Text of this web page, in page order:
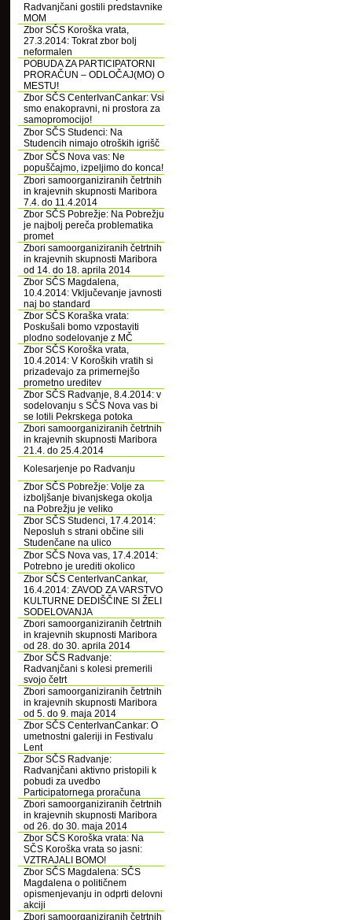
Radvanjčani gostili predstavnike
MOM
Zbor SČS Koroška vrata,
27.3.2014: Tokrat zbor bolj
neformalen
POBUDA ZA PARTICIPATORNI
PRORAČUN – ODLOČAJ(MO) O
MESTU!
Zbor SČS CenterIvanCankar: Vsi
smo enakopravni, ni prostora za
samopromocijo!
Zbor SČS Studenci: Na
Studencih nimajo otroških igrišč
Zbor SČS Nova vas: Ne
popuščajmo, izpeljimo do konca!
Zbori samoorganiziranih četrtnih
in krajevnih skupnosti Maribora
7.4. do 11.4.2014
Zbor SČS Pobrežje: Na Pobrežju
je najbolj pereča problematika
promet
Zbori samoorganiziranih četrtnih
in krajevnih skupnosti Maribora
od 14. do 18. aprila 2014
Zbor SČS Magdalena,
10.4.2014: Vključevanje javnosti
naj bo standard
Zbor SČS Koraška vrata:
Poskušali bomo vzpostaviti
plodno sodelovanje z MČ
Zbor SČS Koroška vrata,
10.4.2014: V Koroških vratih si
prizadevajo za primernejšo
prometno ureditev
Zbor SČS Radvanje, 8.4.2014: v
sodelovanju s SČS Nova vas bi
se lotili Pekrskega potoka
Zbori samoorganiziranih četrtnih
in krajevnih skupnosti Maribora
21.4. do 25.4.2014
Kolesarjenje po Radvanju
Zbor SČS Pobrežje: Volje za
izboljšanje bivanjskega okolja
na Pobrežju je veliko
Zbor SČS Studenci, 17.4.2014:
Neposluh s strani občine sili
Studenčane na ulico
Zbor SČS Nova vas, 17.4.2014:
Potrebno je urediti okolico
Zbor SČS CenterIvanCankar,
16.4.2014: ZAVOD ZA VARSTVO
KULTURNE DEDIŠČINE SI ŽELI
SODELOVANJA
Zbori samoorganiziranih četrtnih
in krajevnih skupnosti Maribora
od 28. do 30. aprila 2014
Zbor SČS Radvanje:
Radvanjčani s kolesi premerili
svojo četrt
Zbori samoorganiziranih četrtnih
in krajevnih skupnosti Maribora
od 5. do 9. maja 2014
Zbor SČS CenterIvanCankar: O
umetnostni galeriji in Festivalu
Lent
Zbor SČS Radvanje:
Radvanjčani aktivno pristopili k
pobudi za uvedbo
Participatornega proračuna
Zbori samoorganiziranih četrtnih
in krajevnih skupnosti Maribora
od 26. do 30. maja 2014
Zbor SČS Koroška vrata: Na
SČS Koroška vrata so jasni:
VZTRAJALI BOMO!
Zbor SČS Magdalena: SČS
Magdalena o političnem
opismenjevanju in odprti delovni
akciji
Zbori samoorganiziranih četrtnih